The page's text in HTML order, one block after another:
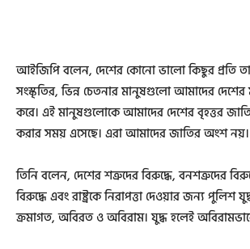
আইজিপি বলেন, দেশের কোনো ভালো কিছুর প্রতি
সংস্কৃতির, ভিন্ন চেতনার মানুষগুলো আমাদের দেশের
করে। এই মানুষগুলোকে আমাদের দেশের বৃহত্তর
করার সময় এসেছে। এরা আমাদের জাতির অংশ নয়।‌
তিনি বলেন, দেশের শত্রুদের বিরুদ্ধে, বনশত্রুদের
বিরুদ্ধে এবং রাষ্ট্রকে নিরাপত্তা দেওয়ার জন্য পুলিশ
ক্রমাগত, অবিরত ও অবিরাম। যুদ্ধ হলেই